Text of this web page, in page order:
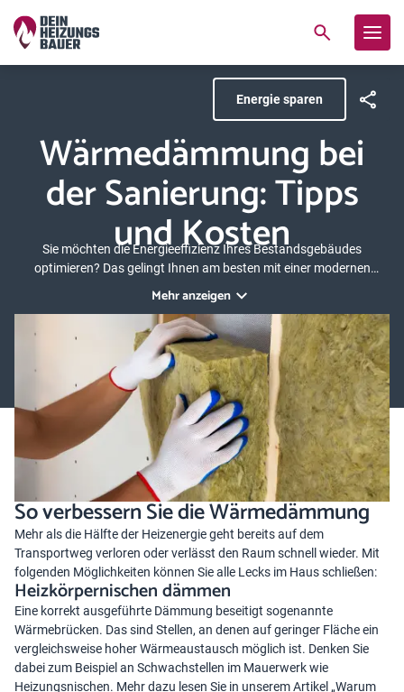
Energie sparen
Wärmedämmung bei
der Sanierung: Tipps
und Kosten
Sie möchten die Energieeffizienz Ihres Bestandsgebäudes
optimieren? Das gelingt Ihnen am besten mit einer modernen
erzeugt effizient Wärme und eine optimale Dämmung hält diese
möglichst lange im Wohnraum. Wir zeigen Ihnen, wie Sie die
Wärmedämmung Ihres Gebäudes verbessern.
Mehr anzeigen
So verbessern Sie die Wärmedämmung
Mehr als die Hälfte der Heizenergie geht bereits auf dem
Transportweg verloren oder verlässt den Raum schnell wieder. Mit
folgenden Möglichkeiten können Sie alle Lecks im Haus schließen:
Heizkörpernischen dämmen
Eine korrekt ausgeführte Dämmung beseitigt sogenannte
Wärmebrücken. Das sind Stellen, an denen auf geringer Fläche ein
vergleichsweise hoher Wärmeaustausch möglich ist. Denken Sie
dabei zum Beispiel an Schwachstellen im Mauerwerk wie
Heizungsnischen. Mehr dazu lesen Sie in unserem Artikel „Warum